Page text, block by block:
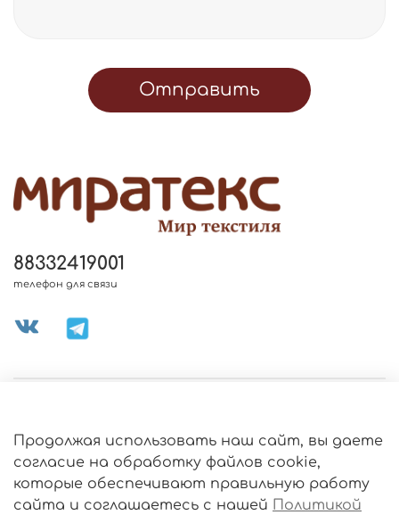
Отправить
ИНФОРМАЦИЯ
О МАГАЗИНЕ
88332419001
телефон для связи
Продолжая использовать наш сайт, вы даете
согласие на обработку файлов cookie,
которые обеспечивают правильную работу
сайта и соглашаетесь с нашей Политикой
Политика
обработки